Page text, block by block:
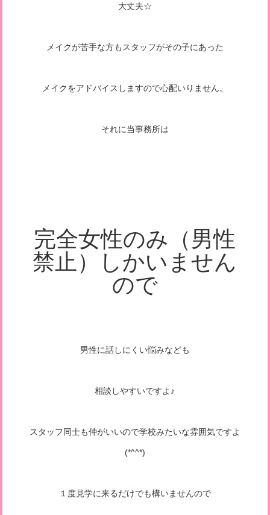
大丈夫☆
メイクが苦手な方もスタッフがその子にあった
メイクをアドバイスしますので心配いりません。
それに当事務所は
完全女性のみ（男性
禁止）しかいません
ので
男性に話しにくい悩みなども
相談しやすいですよ♪
スタッフ同士も仲がいいので学校みたいな雰囲気ですよ
(*^^*)
１度見学に来るだけでも構いませんので